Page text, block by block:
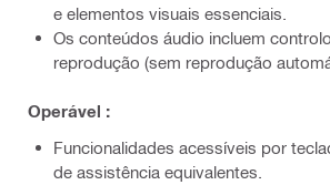
e elementos visuais essenciais.
Os conteúdos áudio incluem
reprodução (sem reprodução
Operável :
Funcionalidades acessíveis por
de assistência equivalentes.